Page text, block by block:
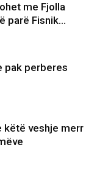
me Fjolla
parë Fisnik...
pak perberes
këtë veshje merr